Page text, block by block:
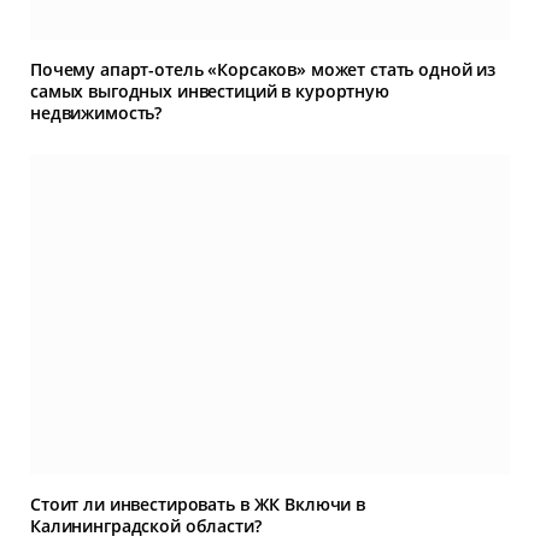
Почему апарт-отель «Корсаков» может стать одной из
самых выгодных инвестиций в курортную
недвижимость?
Стоит ли инвестировать в ЖК Включи в
Калининградской области?